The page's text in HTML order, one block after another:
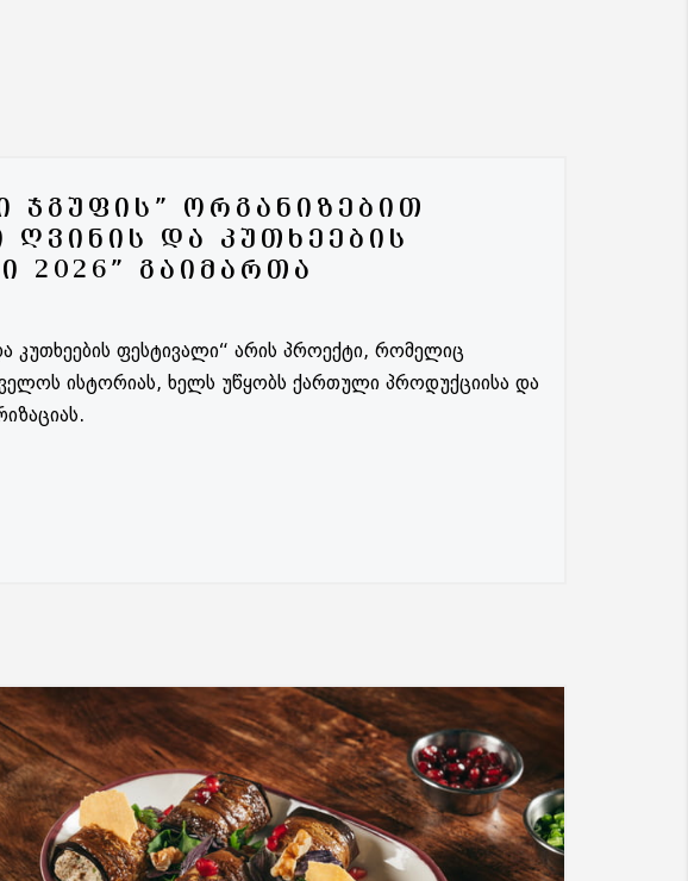
ᲯᲒᲣᲤᲘᲡ” ᲝᲠᲒᲐᲜᲘᲖᲔᲑᲘᲗ
ᲓᲐ ᲙᲣᲗᲮᲔᲔᲑᲘᲡ
2026” ᲒᲐᲘᲛᲐᲠᲗᲐ
კუთხეების ფესტივალი“ არის პროექტი, რომელიც
ისტორიას, ხელს უწყობს ქართული პროდუქციისა და